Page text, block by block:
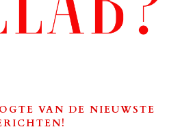
VAN DE NIEUWSTE